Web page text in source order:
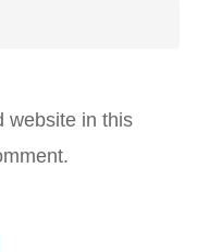
website in this